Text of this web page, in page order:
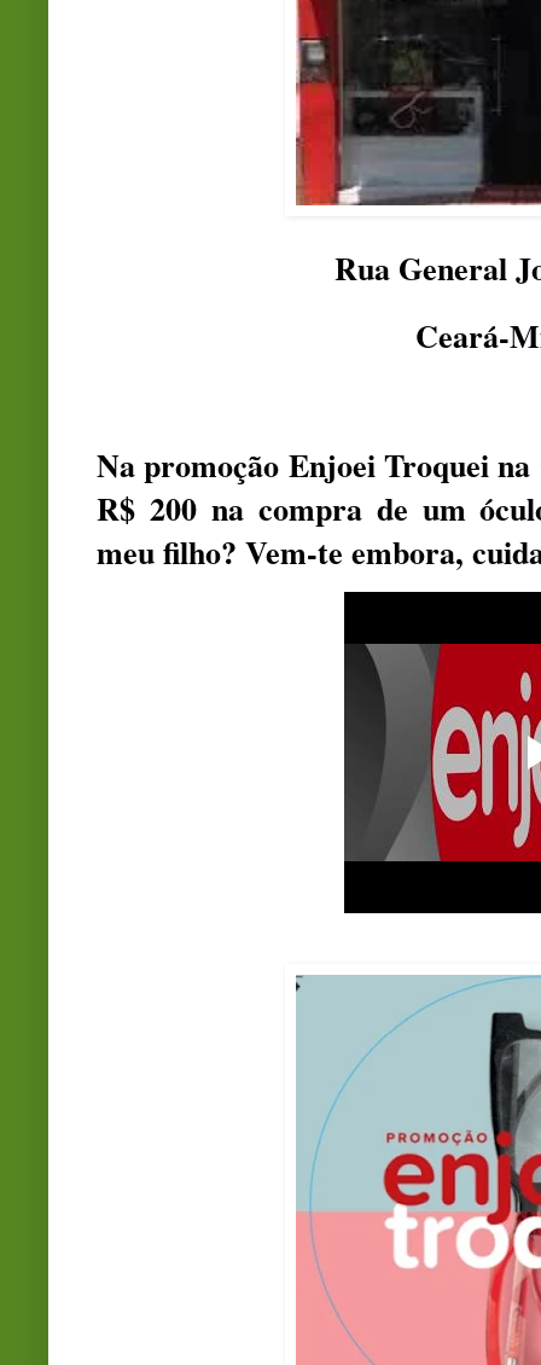
Rua General
Ceará-
Na promoção Enjoei Troquei
R$ 200 na compra de um
meu filho? Vem-te embora,